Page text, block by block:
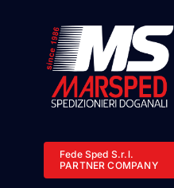
Fede Sped S.r.l.
PARTNER COMPANY